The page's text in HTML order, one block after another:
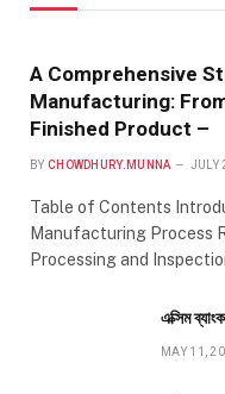
A Comprehensive
Manufacturing:
Finished Product –
BY CHOWDHURY.MUNNA JULY
Table of Contents
Manufacturing Process
Processing and
এক্সিম
MAY 11,